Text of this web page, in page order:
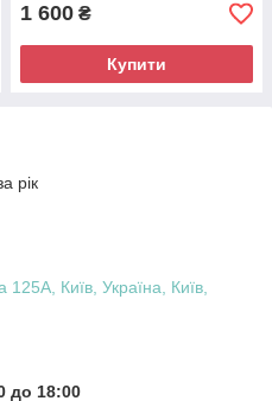
1 600 ₴
Купити
рік
Київ, Україна, Київ,
до 18:00